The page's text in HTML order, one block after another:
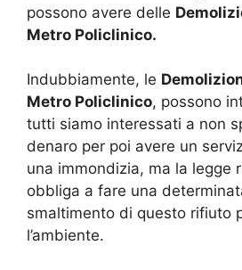
possono avere delle
Metro Policlinico.
Indubbiamente, le
Metro Policlinico, possono
tutti siamo interessati a non
denaro per poi avere un
una immondizia, ma la legge
obbliga a fare una
smaltimento di questo rifiuto
l’ambiente.